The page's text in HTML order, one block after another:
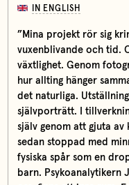
IN ENGLISH
”Mina projekt rör sig
vuxenblivande och tid.
växtlighet. Genom
hur allting hänger
det naturliga.
självporträtt. I
själv genom att gjuta
sedan stoppad med
fysiska spår som en
barn. Psykoanalytikern